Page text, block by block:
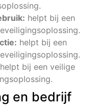
helpt bij een
helpt bij een
helpt bij een veilige
en bedrijf